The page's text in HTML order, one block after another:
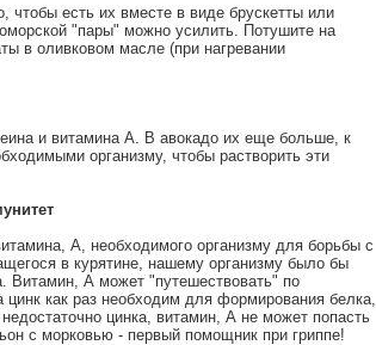
чтобы есть их вместе в виде брускетты или
"пары" можно усилить. Потушите на
в оливковом масле (при нагревании
и витамина А. В авокадо их еще больше, к
организму, чтобы растворить эти
А, необходимого организму для борьбы с
в курятине, нашему организму было бы
Витамин, А может "путешествовать" по
как раз необходим для формирования белка,
цинка, витамин, А не может попасть
с морковью - первый помощник при гриппе!